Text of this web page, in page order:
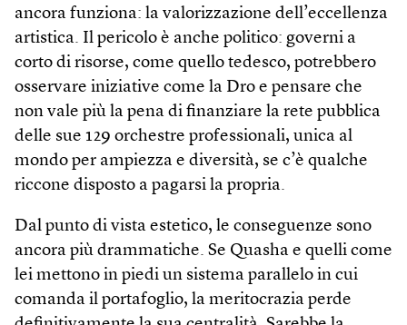
ancora funziona: la valorizzazione dell’eccellenza
artistica. Il pericolo è anche politico: governi a
corto di risorse, come quello tedesco, potrebbero
osservare iniziative come la Dro e pensare che
non vale più la pena di finanziare la rete pubblica
delle sue 129 orchestre professionali, unica al
mondo per ampiezza e diversità, se c’è qualche
riccone disposto a pagarsi la propria.
Dal punto di vista estetico, le conseguenze sono
ancora più drammatiche. Se Quasha e quelli come
lei mettono in piedi un sistema parallelo in cui
comanda il portafoglio, la meritocrazia perde